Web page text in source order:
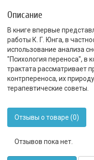
Описание
В книге впервые
работы К. Г. Юнга, в
использование анализа
"Психология переноса", в
трактата рассматривает
контрпереноса, их
терапевтические советы.
Отзывы о товаре (0)
Отзывов пока нет.